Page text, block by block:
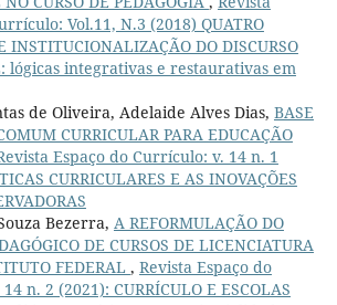
Vol.11, N.3 (2018) QUATRO
INSTITUCIONALIZAÇÃO DO DISCURSO
lógicas integrativas e restaurativas em
de Oliveira, Adelaide Alves Dias, BASE
CURRICULAR PARA EDUCAÇÃO
Espaço do Currículo: v. 14 n. 1
CURRICULARES E AS INOVAÇÕES
Bezerra, A REFORMULAÇÃO DO
DE CURSOS DE LICENCIATURA
FEDERAL , Revista Espaço do
n. 2 (2021): CURRÍCULO E ESCOLAS